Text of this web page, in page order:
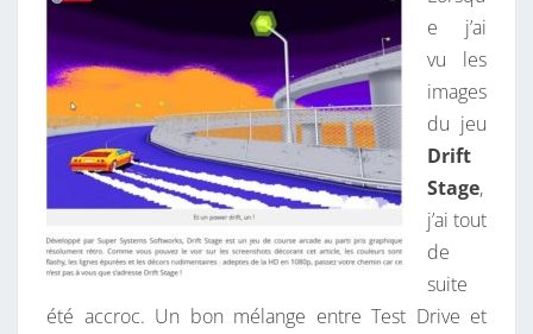
e j’ai
vu les
images
du jeu
Drift
Stage,
j’ai tout
de
suite
été accroc. Un bon mélange entre Test Drive et